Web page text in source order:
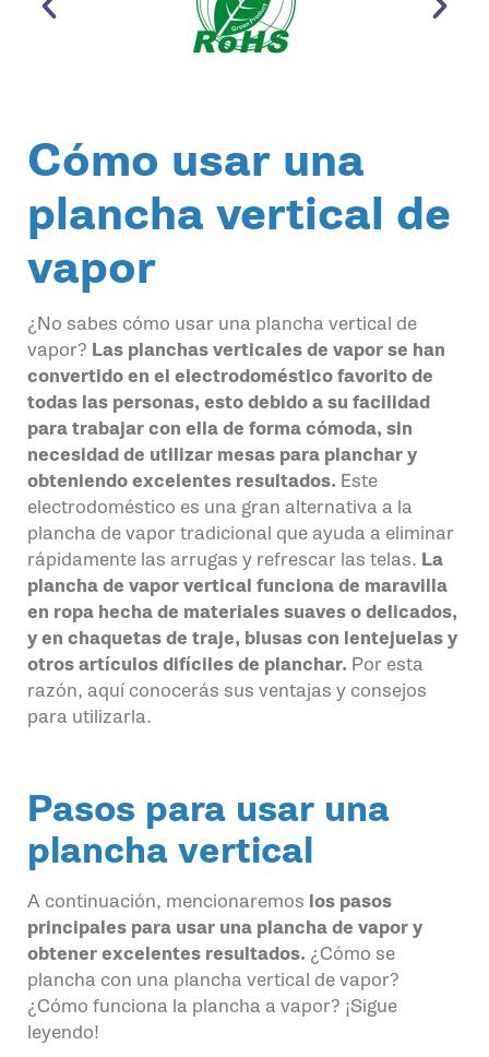
Cómo usar una
plancha vertical de
vapor
¿No sabes cómo usar una plancha vertical de
vapor? Las planchas verticales de vapor se han
convertido en el electrodoméstico favorito de
todas las personas, esto debido a su facilidad
para trabajar con ella de forma cómoda, sin
necesidad de utilizar mesas para planchar y
obteniendo excelentes resultados. Este
electrodoméstico es una gran alternativa a la
plancha de vapor tradicional que ayuda a eliminar
rápidamente las arrugas y refrescar las telas. La
plancha de vapor vertical funciona de maravilla
en ropa hecha de materiales suaves o delicados,
y en chaquetas de traje, blusas con lentejuelas y
otros artículos difíciles de planchar. Por esta
razón, aquí conocerás sus ventajas y consejos
para utilizarla.
Pasos para usar una
plancha vertical
A continuación, mencionaremos los pasos
principales para usar una plancha de vapor y
obtener excelentes resultados. ¿Cómo se
plancha con una plancha vertical de vapor?
¿Cómo funciona la plancha a vapor? ¡Sigue
leyendo!